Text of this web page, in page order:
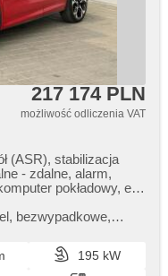
217 174 PLN
możliwość odliczenia VAT
(ASR), stabilizacja
- zdalne, alarm,
pokładowy, el.
kierownica
asystent parkowania,
regulacja foteli,
bezwypadkowe,​
195 kW